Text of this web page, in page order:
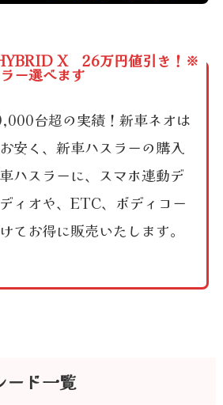
X 26万円値引き！※
ー選べます
台超の実績！新車ネオは
安く、新車ハスラーの購入
ハスラーに、スマホ連動デ
ィオや、ETC、ボディコー
てお得に販売いたします。
ード一覧